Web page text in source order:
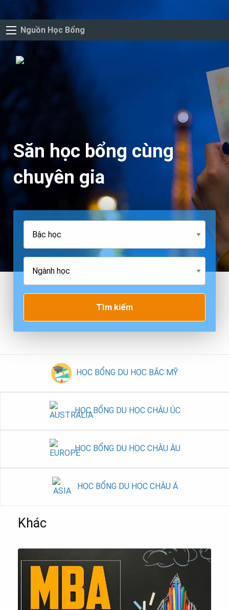
Nguồn Học Bổng
Săn học bổng cùng
chuyên gia
Tìm kiếm
HỌC BỔNG DU HỌC BẮC MỸ
HỌC BỔNG DU HỌC CHÂU ÚC
HỌC BỔNG DU HỌC CHÂU ÂU
HỌC BỔNG DU HỌC CHÂU Á
Khác